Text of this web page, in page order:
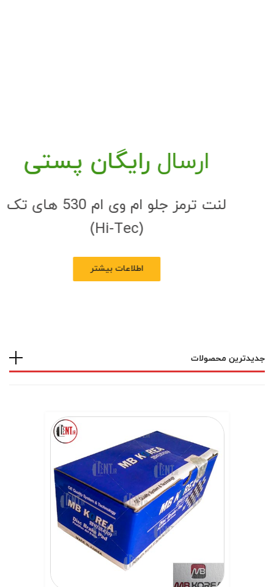
ارسالرایگان پستی
لنت ترمز جلو ام وی ام 530 های تک
اطلاعات بیشتر
جدیدترین محصولات